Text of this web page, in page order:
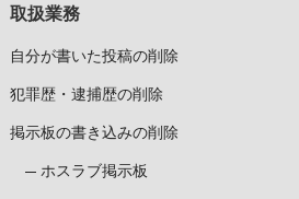
取扱業務
自分が書いた投稿の削除
犯罪歴・逮捕歴の削除
掲示板の書き込みの削除
ホスラブ掲示板